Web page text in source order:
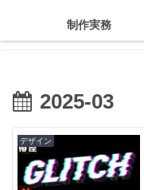
制作実務
2025-03
デザイン